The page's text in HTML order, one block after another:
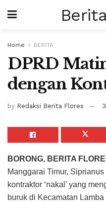
Home BERITA
DPRD
dengan
by Redaksi Berita Flores
BORONG, BERITA
Manggarai Timur,
kontraktor ‘nakal’ yang
buruk di Kecamatan